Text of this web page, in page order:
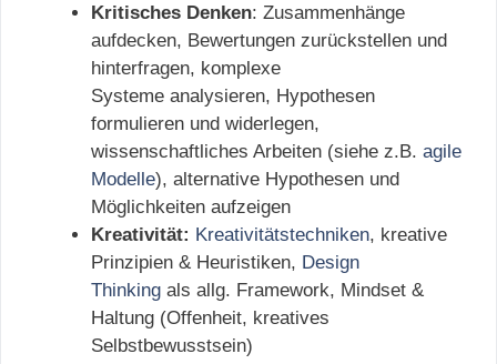
Kritisches Denken: Zusammenhänge
aufdecken, Bewertungen zurückstellen und
hinterfragen, komplexe
Systeme analysieren, Hypothesen
formulieren und widerlegen,
wissenschaftliches Arbeiten (siehe z.B. agile
Modelle), alternative Hypothesen und
Möglichkeiten aufzeigen
Kreativität: Kreativitätstechniken, kreative
Prinzipien & Heuristiken, Design
Thinking als allg. Framework, Mindset &
Haltung (Offenheit, kreatives
Selbstbewusstsein)